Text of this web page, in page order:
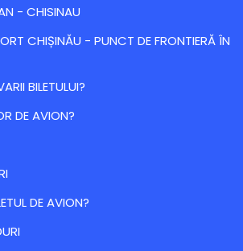
- CHISINAU
CHIȘINĂU - PUNCT DE FRONTIERĂ ÎN
BILETULUI?
DE AVION?
DE AVION?